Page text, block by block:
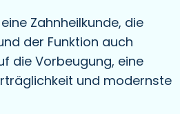
Zahnheilkunde, die
der Funktion auch
die Vorbeugung, eine
und modernste